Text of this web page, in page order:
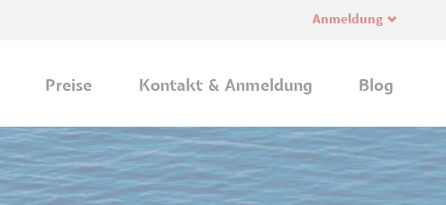
Anmeldung
Preise Kontakt & Anmeldung Blog